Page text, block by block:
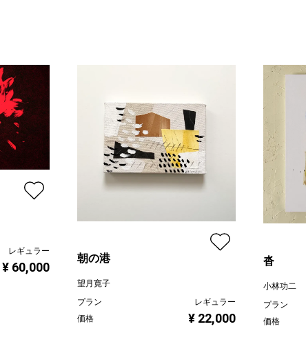
レギュラー
¥ 60,000
朝の港
望月寛子
プラン
レギュラー
価格
¥ 22,000
沓
小林功二
プラン
価格